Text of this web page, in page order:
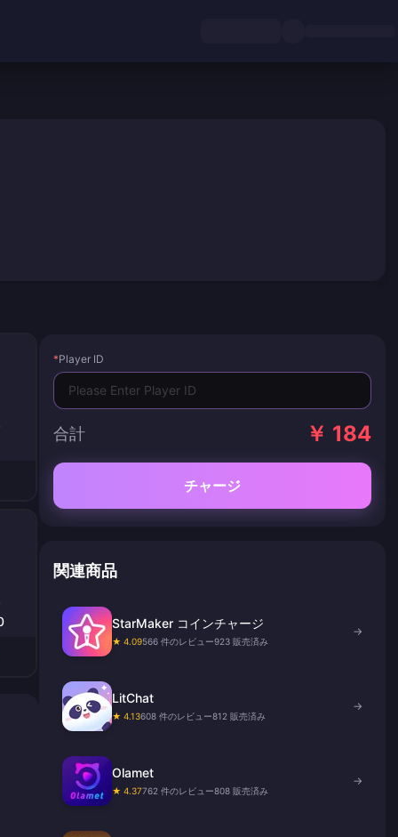
*Player ID
合計 ￥ 184
チャージ
関連商品
StarMaker コインチャージ
★ 4.09566 件のレビュー923 販売済み
→
LitChat
★ 4.13608 件のレビュー812 販売済み
→
Olamet
★ 4.37762 件のレビュー808 販売済み
→